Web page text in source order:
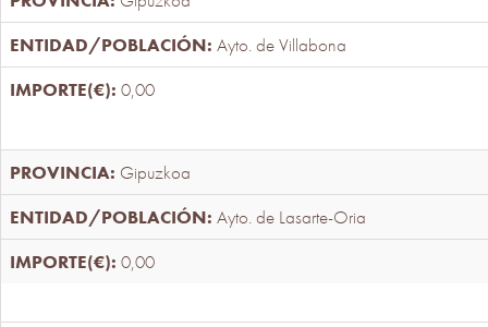
Ayto. de Villabona
0,00
Gipuzkoa
Ayto. de Lasarte-Oria
0,00